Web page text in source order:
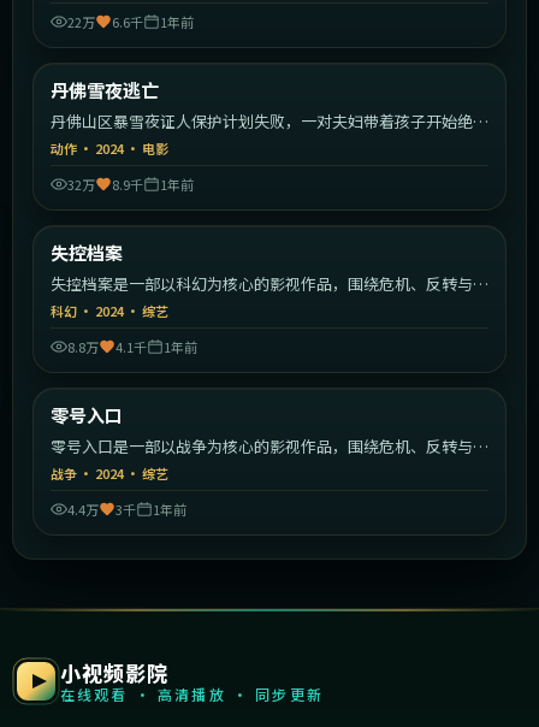
22万
6.6千 1年前
最新
丹佛雪夜逃亡
丹佛山区暴雪夜证人保护计划失败，一对夫妇带着孩子开始绝命
逃亡。
动作 · 2024· 电影
32万
8.9千 1年前
最新
失控档案
失控档案是一部以科幻为核心的影视作品，围绕危机、反转与人
物成长展开，整体节奏紧凑，值得推荐观看。
科幻 · 2024· 综艺
8.8万
4.1千 1年前
最新
零号入口
零号入口是一部以战争为核心的影视作品，围绕危机、反转与人
物成长展开，整体节奏紧凑，值得推荐观看。
战争 · 2024· 综艺
4.4万
3千 1年前
小视频影院
在线观看 · 高清播放 · 同步更新